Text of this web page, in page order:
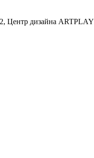
Центр дизайна ARTPLAY